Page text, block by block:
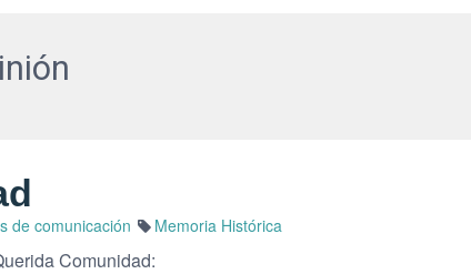
de comunicación Memoria Histórica
Comunidad: